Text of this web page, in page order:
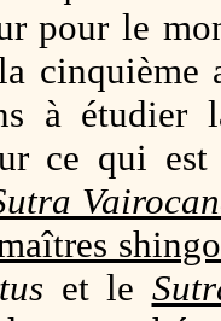
pour le
cinquième
à étudier
ce qui est
et le